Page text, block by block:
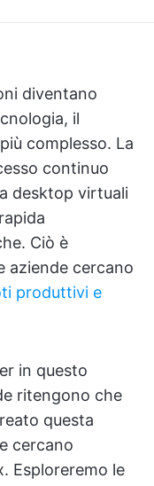
diventano
il
complesso. La
continuo
desktop virtuali
Ciò è
aziende cercano
produttivi e
in questo
ritengono che
questa
cercano
Esploreremo le